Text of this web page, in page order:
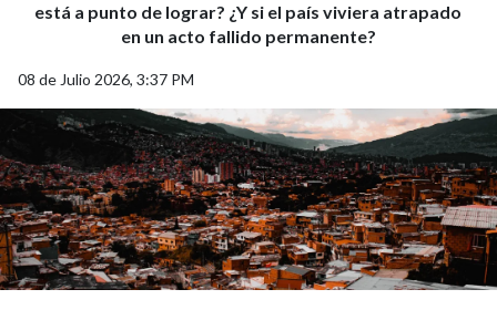
está a punto de lograr? ¿Y si el país viviera atrapado
en un acto fallido permanente?
08 de Julio 2026, 3:37 PM